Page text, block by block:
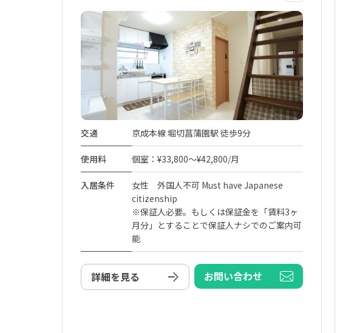
交通 京成本線 堀切菖蒲園駅 徒歩9分
使用料 個室：¥33,800～¥42,800/月
入居条件
女性 外国人不可 Must have Japanese
citizenship
※保証人必要。もしくは保証金を「賃料3ヶ
月分」とすることで保証人ナシでのご案内可
能
詳細を見る お問い合わせ